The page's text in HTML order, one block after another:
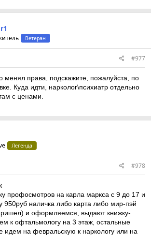
Ветеран
#977
менял права, подскажите, пожалуйста, по
Куда идти, нарколог\психиатр отдельно
с ценами.
Легенда
#978
профосмотров на карла маркса с 9 до 17 и
950руб наличка либо карта либо мир-пэй
и оформляемся, выдают книжку-
к офтальмологу на 3 этаж, остальные
идем на февральскую к наркологу или на